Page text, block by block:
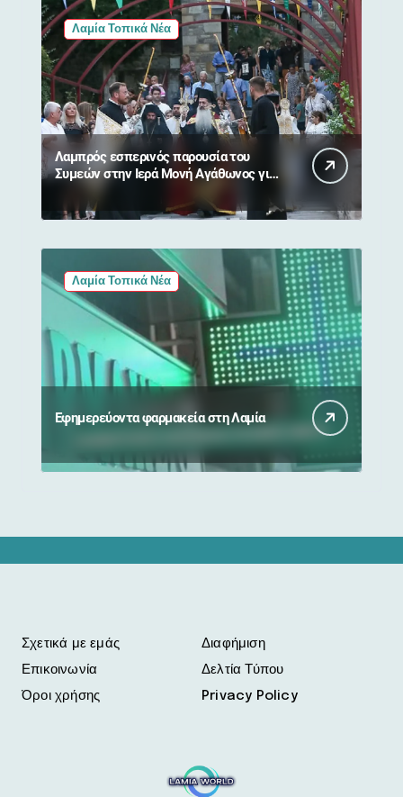
Λαμία Τοπικά Νέα
Λαμπρός εσπερινός παρουσία του
Συμεών στην Ιερά Μονή Αγάθωνος για
τη Μεταμόρφωση του Σωτήρος
Λαμία Τοπικά Νέα
Εφημερεύοντα φαρμακεία στη Λαμία
Σχετικά με εμάς
Επικοινωνία
Όροι χρήσης
Διαφήμιση
Δελτία Τύπου
Privacy Policy